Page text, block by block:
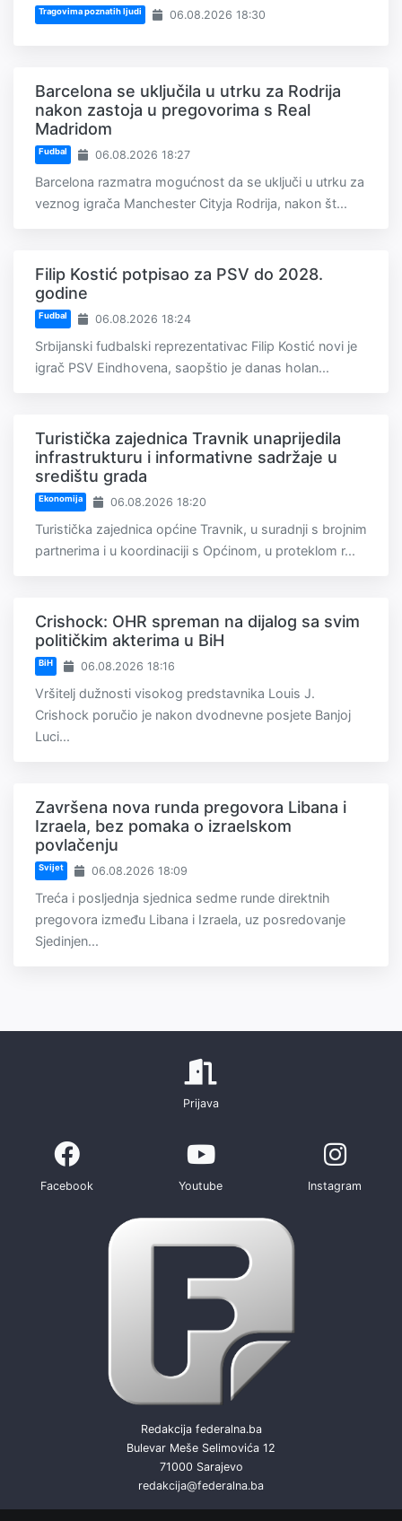
Tragovima poznatih ljudi 06.08.2026 18:30
Barcelona se uključila u utrku za Rodrija
nakon zastoja u pregovorima s Real
Madridom
Fudbal 06.08.2026 18:27
Barcelona razmatra mogućnost da se uključi u utrku za
veznog igrača Manchester Cityja Rodrija, nakon št...
Filip Kostić potpisao za PSV do 2028.
godine
Fudbal 06.08.2026 18:24
Srbijanski fudbalski reprezentativac Filip Kostić novi je
igrač PSV Eindhovena, saopštio je danas holan...
Turistička zajednica Travnik unaprijedila
infrastrukturu i informativne sadržaje u
središtu grada
Ekonomija 06.08.2026 18:20
Turistička zajednica općine Travnik, u suradnji s brojnim
partnerima i u koordinaciji s Općinom, u proteklom r...
Crishock: OHR spreman na dijalog sa svim
političkim akterima u BiH
BiH 06.08.2026 18:16
Vršitelj dužnosti visokog predstavnika Louis J.
Crishock poručio je nakon dvodnevne posjete Banjoj
Luci...
Završena nova runda pregovora Libana i
Izraela, bez pomaka o izraelskom
povlačenju
Svijet 06.08.2026 18:09
Treća i posljednja sjednica sedme runde direktnih
pregovora između Libana i Izraela, uz posredovanje
Sjedinjen...
Prijava
Facebook Youtube Instagram
Redakcija federalna.ba
Bulevar Meše Selimovića 12
71000 Sarajevo
redakcija@federalna.ba